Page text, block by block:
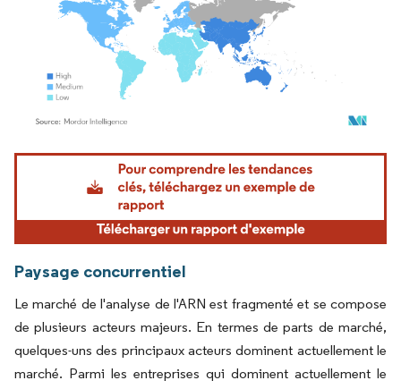
Image © Mordor Intelligence. La réutilisation nécessite une attribution sous CC BY
Paysage concurrentiel
Le marché de l'analyse de l'ARN est fragmenté et se compose
de plusieurs acteurs majeurs. En termes de parts de marché,
quelques-uns des principaux acteurs dominent actuellement le
marché. Parmi les entreprises qui dominent actuellement le